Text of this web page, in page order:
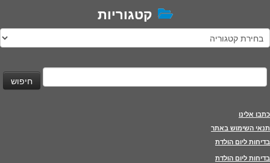
קטגוריות
קטגוריות
כתבו אלינו
תנאי השימוש באתר
בדיחות ליום הולדת
בדיחות ליום הולדת